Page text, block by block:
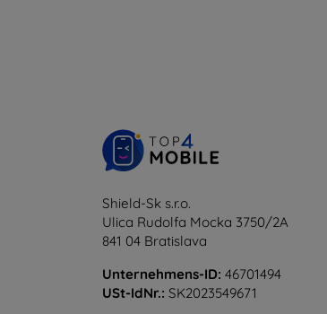
Shield-Sk s.r.o.
Ulica Rudolfa Mocka 3750/2A
841 04 Bratislava
Unternehmens-ID: 46701494
USt-IdNr.: SK2023549671